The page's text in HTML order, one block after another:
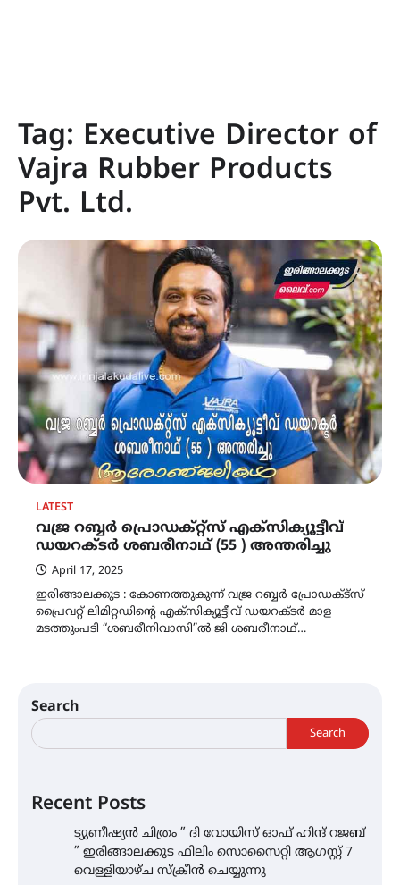
Tag: Executive Director of
Vajra Rubber Products
Pvt. Ltd.
LATEST
വജ്ര റബ്ബർ പ്രൊഡക്റ്റ്സ് എക്‌സിക്യൂട്ടീവ്
ഡയറക്ടർ ശബരീനാഥ് (55 ) അന്തരിച്ചു
April 17, 2025
ഇരിങ്ങാലക്കുട : കോണത്തുകുന്ന് വജ്ര റബ്ബർ പ്രോഡക്‌ട്‌സ്
പ്രൈവറ്റ് ലിമിറ്റഡിന്റെ എക്‌സിക്യൂട്ടീവ് ഡയറക്ടർ മാള
മടത്തുംപടി “ശബരീനിവാസി”ൽ ജി ശബരീനാഥ്…
Search
Search
Recent Posts
ട്യുണീഷ്യൻ ചിത്രം ” ദി വോയിസ് ഓഫ് ഹിന്ദ് റജബ്
” ഇരിങ്ങാലക്കുട ഫിലിം സൊസൈറ്റി ആഗസ്റ്റ് 7
വെള്ളിയാഴ്ച സ്‌ക്രീൻ ചെയ്യുന്നു